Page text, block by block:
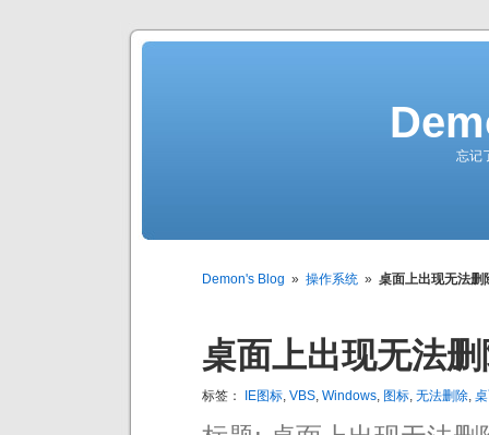
忘记
Demon's Blog » 操作系统 » 桌面上出现无法删
桌面上出现无法
标签： IE图标, VBS, Windows, 图标, 无法删除,